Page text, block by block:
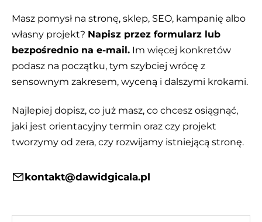
Masz pomysł na stronę, sklep, SEO, kampanię albo
własny projekt? Napisz przez formularz lub
bezpośrednio na e-mail. Im więcej konkretów
podasz na początku, tym szybciej wrócę z
sensownym zakresem, wyceną i dalszymi krokami.
Najlepiej dopisz, co już masz, co chcesz osiągnąć,
jaki jest orientacyjny termin oraz czy projekt
tworzymy od zera, czy rozwijamy istniejącą stronę.
kontakt@dawidgicala.pl